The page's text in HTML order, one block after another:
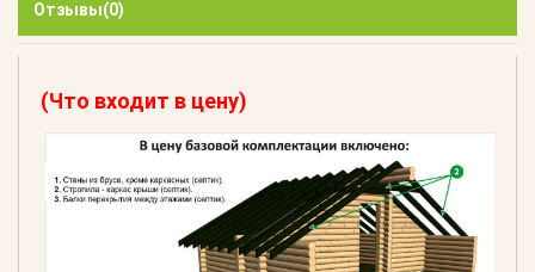
Отзывы(0)
(Что входит в цену)